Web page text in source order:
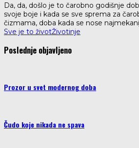
Da, da, došlo je to čarobno godišnje
svoje boje i kada se sve sprema za
čizmama, doba kada se nose
Sve je to životŽivotinje
Poslednje objavljeno
Prozor u svet modernog doba
Čudo koje nikada ne spava